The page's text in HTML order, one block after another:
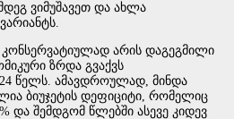
ვიმუშავეთ და ახლა
კონსერვატიულად არის დაგეგმილი
ზრდა გვაქვს
წელს. ამავდროულად, მინდა
ბიუჯეტის დეფიციტი, რომელიც
და შემდგომ წლებში ასევე კიდევ